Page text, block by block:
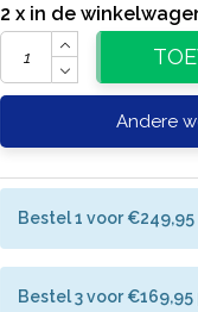
2 x in de
Andere
Bestel 1 voor
Bestel 3 voor